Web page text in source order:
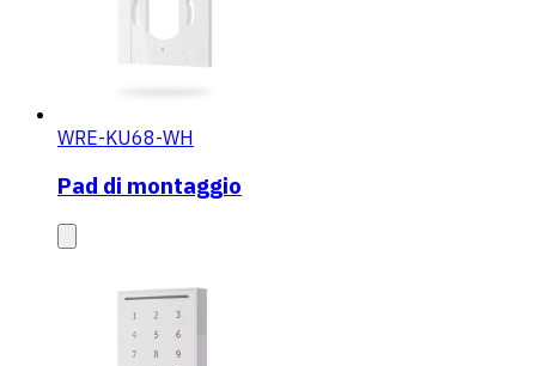
WRE-KU68-WH
Pad di montaggio